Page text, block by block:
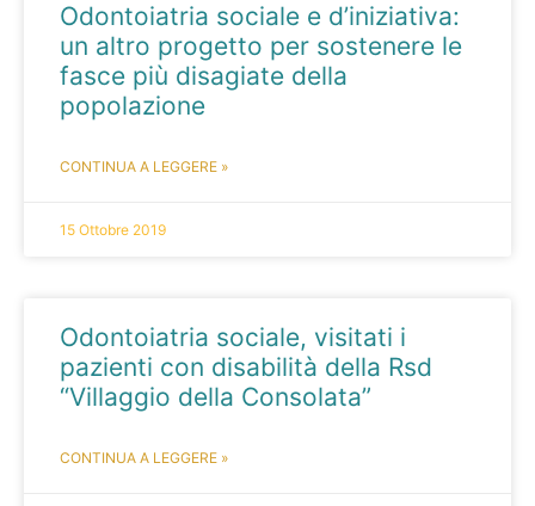
Odontoiatria sociale e d’iniziativa:
un altro progetto per sostenere le
fasce più disagiate della
popolazione
CONTINUA A LEGGERE »
15 Ottobre 2019
Odontoiatria sociale, visitati i
pazienti con disabilità della Rsd
“Villaggio della Consolata”
CONTINUA A LEGGERE »